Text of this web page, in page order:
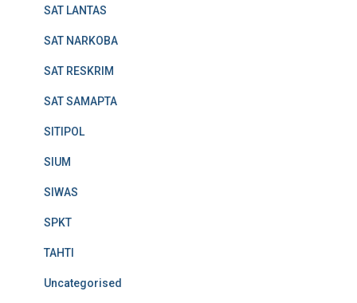
SAT LANTAS
SAT NARKOBA
SAT RESKRIM
SAT SAMAPTA
SITIPOL
SIUM
SIWAS
SPKT
TAHTI
Uncategorised